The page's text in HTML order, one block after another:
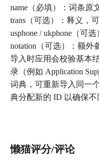
name（必填）：词条原
trans（可选）：释义，
usphone / ukphone（可
notation（可选）：额外
导入时应用会校验基本
录（例如 Application
词典，可重新导入同一
典分配新的 ID 以确保不
懒猫评分/评论